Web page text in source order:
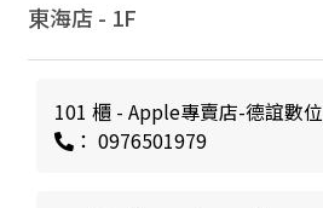
東海店 - 1F
101 櫃 - Apple專賣店-德誼數位
： 0976501979